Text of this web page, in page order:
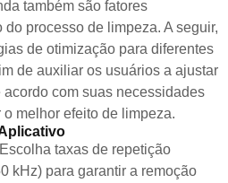
também são fatores
processo de limpeza. A seguir,
de otimização para diferentes
de auxiliar os usuários a ajustar
com suas necessidades
melhor efeito de limpeza.
taxas de repetição
kHz) para garantir a remoção